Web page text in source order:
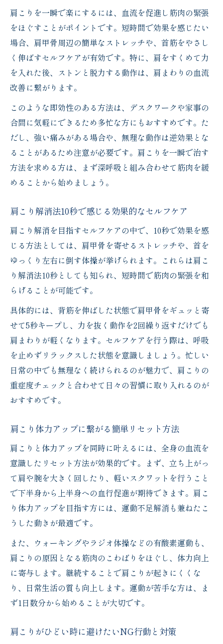
肩こりを一瞬で楽にするには、血流を促進し筋肉の緊張
をほぐすことがポイントです。短時間で効果を感じたい
場合、肩甲骨周辺の簡単なストレッチや、首筋をやさし
く伸ばすセルフケアが有効です。特に、肩をすくめて力
を入れた後、ストンと脱力する動作は、肩まわりの血流
改善に繋がります。
このような即効性のある方法は、デスクワークや家事の
合間に気軽にできるため多忙な方にもおすすめです。た
だし、強い痛みがある場合や、無理な動作は逆効果とな
ることがあるため注意が必要です。肩こりを一瞬で治す
方法を求める方は、まず深呼吸と組み合わせて筋肉を緩
めることから始めましょう。
肩こり解消法10秒で感じる効果的なセルフケア
肩こり解消を目指すセルフケアの中で、10秒で効果を感
じる方法としては、肩甲骨を寄せるストレッチや、首を
ゆっくり左右に倒す体操が挙げられます。これらは肩こ
り解消法10秒としても知られ、短時間で筋肉の緊張を和
らげることが可能です。
具体的には、背筋を伸ばした状態で肩甲骨をギュッと寄
せて5秒キープし、力を抜く動作を2回繰り返すだけでも
肩まわりが軽くなります。セルフケアを行う際は、呼吸
を止めずリラックスした状態を意識しましょう。忙しい
日常の中でも無理なく続けられるのが魅力で、肩こりの
重症度チェックと合わせて日々の習慣に取り入れるのが
おすすめです。
肩こり体力アップに繋がる簡単リセット方法
肩こりと体力アップを同時に叶えるには、全身の血流を
意識したリセット方法が効果的です。まず、立ち上がっ
て肩や腕を大きく回したり、軽いスクワットを行うこと
で下半身から上半身への血行促進が期待できます。肩こ
り体力アップを目指す方には、運動不足解消も兼ねたこ
うした動きが最適です。
また、ウォーキングやラジオ体操などの有酸素運動も、
肩こりの原因となる筋肉のこわばりをほぐし、体力向上
に寄与します。継続することで肩こりが起きにくくな
り、日常生活の質も向上します。運動が苦手な方は、ま
ず1日数分から始めることが大切です。
肩こりがひどい時に避けたいNG行動と対策